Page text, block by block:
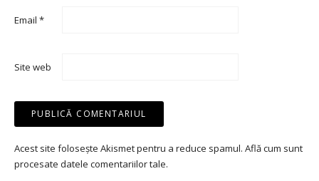
Email *
Site web
Acest site folosește Akismet pentru a reduce spamul. Află cum sunt
procesate datele comentariilor tale.